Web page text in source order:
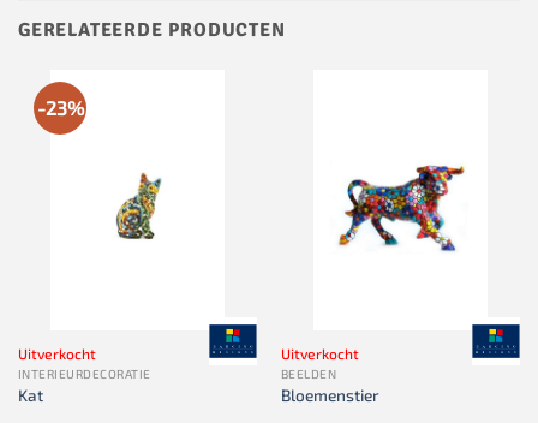
GERELATEERDE PRODUCTEN
-23%
Uitverkocht
INTERIEURDECORATIE
Kat
Uitverkocht
BEELDEN
Bloemenstier